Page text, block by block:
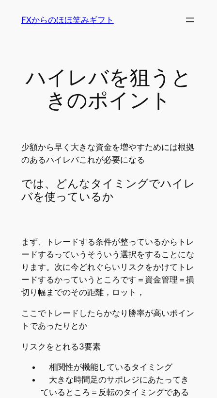
FXからのほほ笑みギフト
ハイレバを狙うと
きのポイント
少額から早く大きな資金を増やすためには根拠
のあるハイレバこれが必要になる
では、どんなタイミングでハイレ
バを使っているか
まず、トレードする条件が整っているからトレ
ードするっていうそういう選択をすることにな
ります。次に今どれぐらいリスクをかけてトレ
ードするかっていうところです＝資金管理＝損
切り幅までのその距離，ロット，
ここでトレードしたらかなり勝率が高いポイン
トであったりとか
リスクをとれる3要素
相関性が機能しているタイミング
大きな時間足のサポレジにあたってき
ているところ＝反転のタイミングである